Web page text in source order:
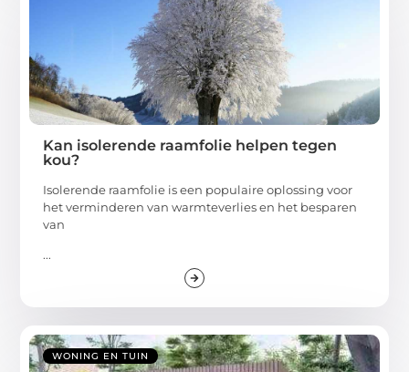
Kan isolerende raamfolie helpen tegen
kou?
Isolerende raamfolie is een populaire oplossing voor
het verminderen van warmteverlies en het besparen
van
...
WONING EN TUIN